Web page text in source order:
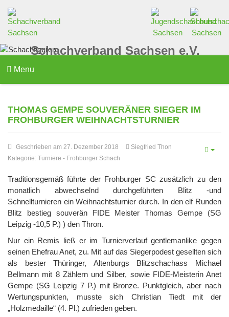
Schachverband Sachsen e.V.
Menu
THOMAS GEMPE SOUVERÄNER SIEGER IM
FROHBURGER WEIHNACHTSTURNIER
Geschrieben am 27. Dezember 2018
Siegfried Thon
Kategorie: Turniere - Frohburger Schach
Traditionsgemäß führte der Frohburger SC zusätzlich zu den
monatlich abwechselnd durchgeführten Blitz -und
Schnellturnieren ein Weihnachtsturnier durch. In den elf Runden
Blitz bestieg souverän FIDE Meister Thomas Gempe (SG
Leipzig -10,5 P.) ) den Thron.
Nur ein Remis ließ er im Turnierverlauf gentlemanlike gegen
seinen Ehefrau Anet, zu. Mit auf das Siegerpodest gesellten sich
als bester Thüringer, Altenburgs Blitzschachass Michael
Bellmann mit 8 Zählern und Silber, sowie FIDE-Meisterin Anet
Gempe (SG Leipzig 7 P.) mit Bronze. Punktgleich, aber nach
Wertungspunkten, musste sich Christian Tiedt mit der
„Holzmedaille“ (4. Pl.) zufrieden geben.